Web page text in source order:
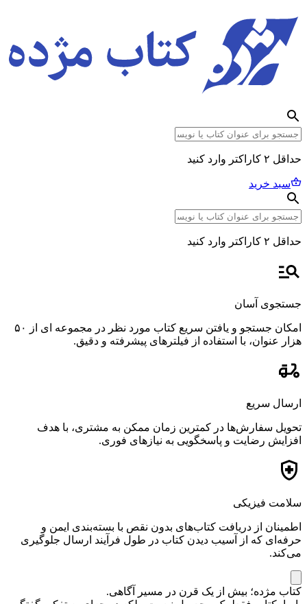
حداقل ۲ کاراکتر وارد کنید
سبد خرید
حداقل ۲ کاراکتر وارد کنید
جستجوی آسان
امکان جستجو و یافتن سریع کتاب مورد نظر در مجموعه ای از ۵۰
هزار عنوان، با استفاده از فیلترهای پیشرفته و دقیق.
ارسال سریع
تحویل سفارش‌ها در کمترین زمان ممکن به مشتری، با هدف
افزایش رضایت و پاسخگویی به نیازهای فوری.
سلامت فیزیکی
اطمینان از دریافت کتاب‌های بدون نقص با بسته‌بندی ایمن و
حرفه‌ای که از آسیب دیدن کتاب در طول فرآیند ارسال جلوگیری
می‌کند.
کتاب مژده؛ بیش از یک قرن در مسیر آگاهی.